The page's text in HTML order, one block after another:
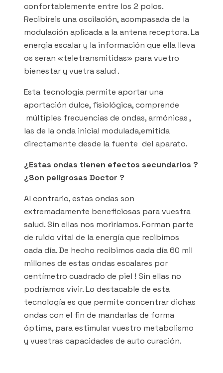
confortablemente entre los 2 polos.
Recibireis una oscilación, acompasada de la
modulación aplicada a la antena receptora. La
energia escalar y la información que ella lleva
os seran «teletransmitidas» para vuetro
bienestar y vuetra salud .
Esta tecnología permite aportar una
aportación dulce, fisiológica, comprende
múltiples frecuencias de ondas, armónicas ,
las de la onda inicial modulada,emitida
directamente desde la fuente del aparato.
¿Estas ondas tienen efectos secundarios ?
¿Son peligrosas Doctor ?
Al contrario, estas ondas son
extremadamente beneficiosas para vuestra
salud. Sin ellas nos moriríamos. Forman parte
de ruido vital de la energía que recibimos
cada día. De hecho recibimos cada día 60 mil
millones de estas ondas escalares por
centímetro cuadrado de piel ! Sin ellas no
podríamos vivir. Lo destacable de esta
tecnología es que permite concentrar dichas
ondas con el fin de mandarlas de forma
óptima, para estimular vuestro metabolismo
y vuestras capacidades de auto curación.